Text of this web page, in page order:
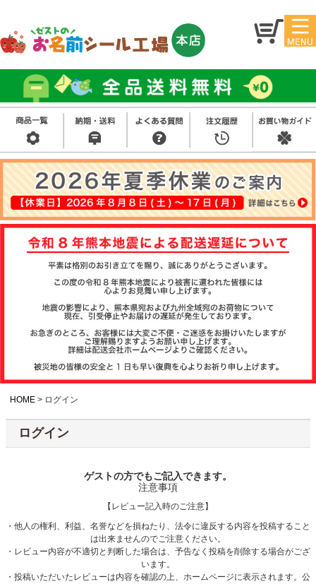
マイ
ジ
お名
前シ
ール
アイ
ロン
シー
ル
お買
い得
セッ
ト
スタ
ンプ
その
他
注文履歴
について
HOME ログイン
ログイン
ゲストの方でもご記入できます。
注意事項
【レビュー記入時のご注意】
・他人の権利、利益、名誉などを損ねたり、法令に違反する内容を投稿すること
は出来ませんのでご注意ください。
・レビュー内容が不適切と判断した場合は、予告なく投稿を削除する場合がござ
います。
・投稿いただいたレビューは内容を確認の上、ホームページに表示されます。公